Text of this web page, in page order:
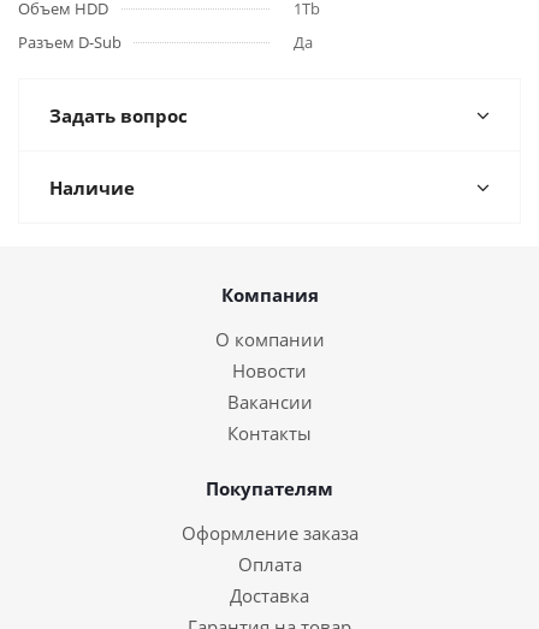
Объем HDD
1Tb
Разъем D-Sub
Да
Задать вопрос
Наличие
Компания
О компании
Новости
Вакансии
Контакты
Покупателям
Оформление заказа
Оплата
Доставка